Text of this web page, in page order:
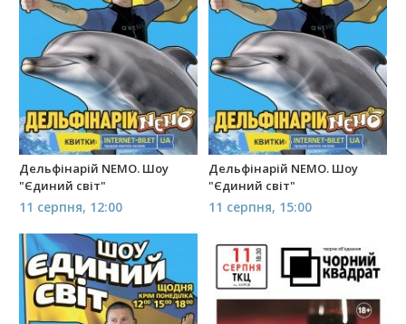
Дельфінарій NEMO. Шоу
"Єдиний світ"
11 серпня, 12:00
Дельфінарій NEMO. Шоу
"Єдиний світ"
11 серпня, 15:00